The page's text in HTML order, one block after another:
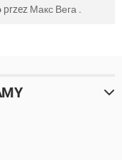
przez Макс Вега .